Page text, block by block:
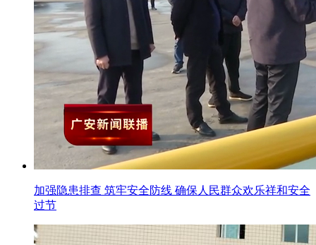
加强隐患排查 筑牢安全防线 确保人民群众欢乐祥和安全
过节